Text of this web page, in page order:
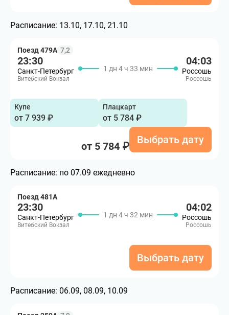
Расписание: 13.10, 17.10, 21.10
Поезд 479А 7,2
23:30
Санкт-Петербург
Витебский Вокзал
1 дн 4 ч 33 мин
04:03
Россошь
Россошь
Купе
от 7 939 ₽
Плацкарт
от 5 784 ₽
от 5 784 ₽
Выбрать дату
Расписание: по 07.09 ежедневно
Поезд 481А
23:30
Санкт-Петербург
Витебский Вокзал
1 дн 4 ч 32 мин
04:02
Россошь
Россошь
Выбрать дату
Расписание: 06.09, 08.09, 10.09